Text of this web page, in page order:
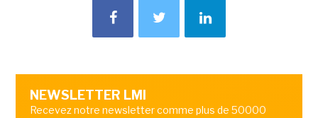
NEWSLETTER LMI
Recevez notre newsletter comme plus de 50000